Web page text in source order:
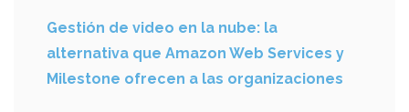
Gestión de video en la nube: la
alternativa que Amazon Web Services y
Milestone ofrecen a las organizaciones